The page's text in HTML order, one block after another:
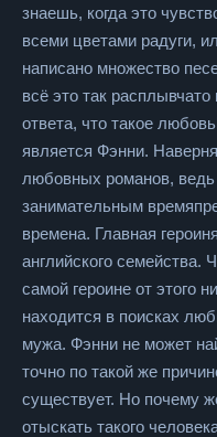
знаешь, когда это
всеми цветами радуги,
написано множество
всё это так
ответа, что такое
является Фэнни.
любовных романов,
занимательным
времена. Главная
английского семейства.
самой героине от этого
находится в поисках
мужа. Фэнни не может
точно по такой же
существует. Но почему
отыскать такого